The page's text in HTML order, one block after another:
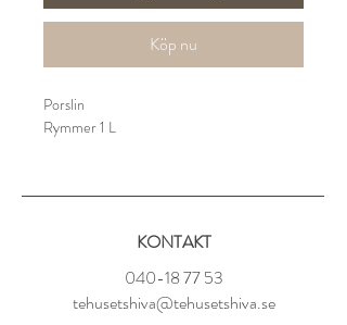
Köp nu
Porslin
Rymmer 1 L
KONTAKT
040-18 77 53
tehusetshiva@tehusetshiva.se